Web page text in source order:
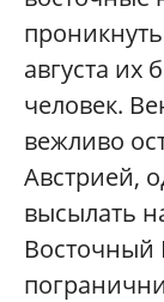
августа их
человек.
вежливо
Австрией,
высылать
Восточный